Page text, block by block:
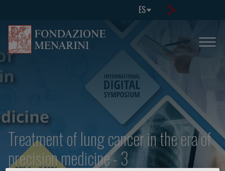
ES
Treatment of lung cancer in the era of
precision medicine - 3